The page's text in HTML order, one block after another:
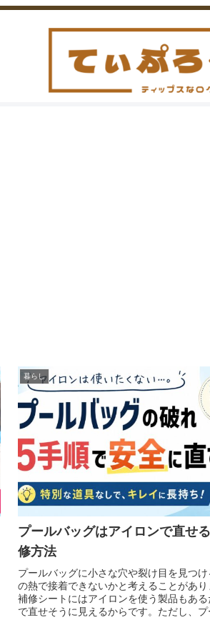
暮らし
プールバッグはアイロンで直せ
修方法
プールバッグに小さな穴や裂け目を見つ
の熱で接着できないかと考えることがあ
補修シートにはアイロンを使う製品もあ
で直せそうに見えるからです。ただし、プ